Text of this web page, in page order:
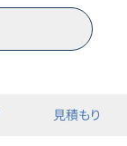
見積もり